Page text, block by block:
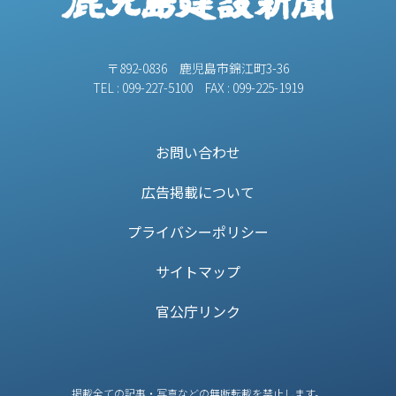
〒892-0836 鹿児島市錦江町3-36
TEL : 099-227-5100 FAX : 099-225-1919
お問い合わせ
広告掲載について
プライバシーポリシー
サイトマップ
官公庁リンク
掲載全ての記事・写真などの無断転載を禁止します。